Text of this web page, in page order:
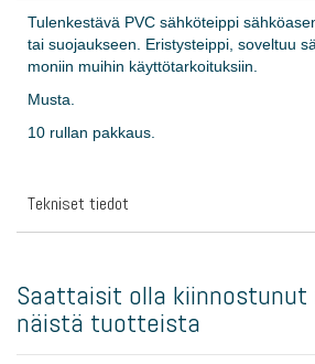
Tulenkestävä PVC sähköteippi
tai suojaukseen. Eristysteippi, soveltuu
moniin muihin käyttötarkoituksiin.
Musta.
10 rullan pakkaus.
Tekniset tiedot
Saattaisit olla kiinnostunut
näistä tuotteista